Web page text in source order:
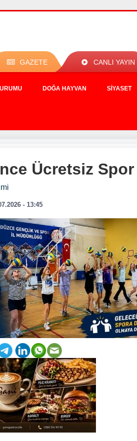
GAZETE CANLI YAYIN
DOĞA HAYVAN SIYASET
Ücretsiz
- 13:45